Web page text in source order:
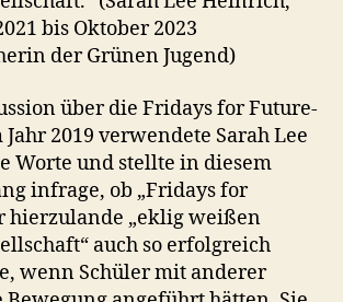
bis Oktober 2023
der Grünen Jugend)
über die Fridays for Future-
2019 verwendete Sarah Lee
Worte und stellte in diesem
infrage, ob „Fridays for
hierzulande „eklig weißen
auch so erfolgreich
wenn Schüler mit anderer